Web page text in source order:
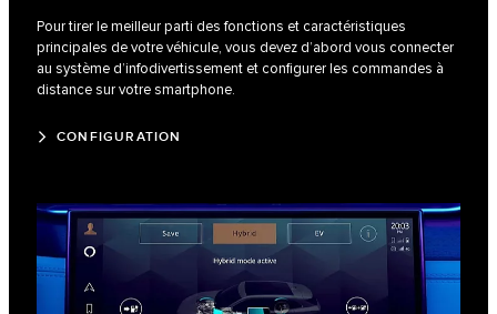
Pour tirer le meilleur parti des fonctions et caractéristiques
principales de votre véhicule, vous devez d’abord vous connecter
au système d’infodivertissement et configurer les commandes à
distance sur votre smartphone.
CONFIGURATION